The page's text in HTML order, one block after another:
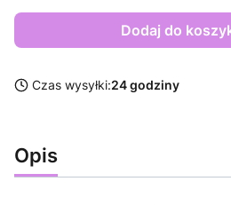
Dodaj do
Czas wysyłki:24 godziny
Opis